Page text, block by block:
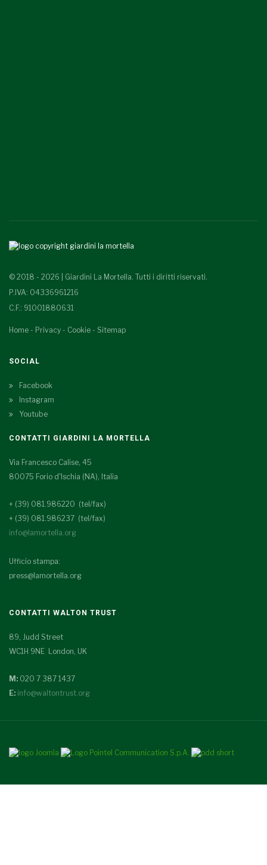
© 2018 - 2026 | Giardini La Mortella. Tutti i diritti riservati.
P.IVA: 04336961216
C.F.: 91001880631
Home - Privacy - Cookie - Sitemap
SOCIAL
Facebook
Instagram
Youtube
CONTATTI GIARDINI LA MORTELLA
Via Francesco Calise, 45
80075 Forio d'Ischia (NA), Italia
+ (39) 081.986220 (tel/fax)
+ (39) 081.986237 (tel/fax)
info@lamortella.org
Ufficio stampa:
press@lamortella.org
CONTATTI WALTON TRUST
89, Judd Street
WC1H 9NE London, UK
M: 020 7 387 1437
E: info@waltontrust.org